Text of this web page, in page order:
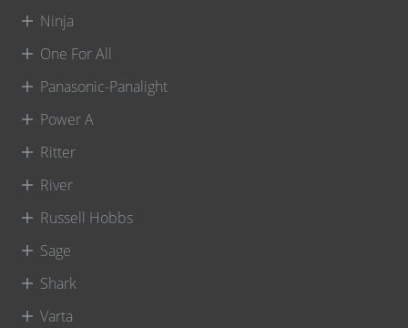
Ninja
One For All
Panasonic-Panalight
Power A
Ritter
River
Russell Hobbs
Sage
Shark
Varta